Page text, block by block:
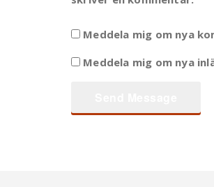
Meddela mig om nya
Meddela mig om nya